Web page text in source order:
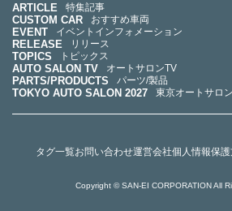
ARTICLE 特集記事
CUSTOM CAR おすすめ車両
EVENT イベントインフォメーション
RELEASE リリース
TOPICS トピックス
AUTO SALON TV オートサロンTV
PARTS/PRODUCTS パーツ/製品
TOKYO AUTO SALON 2027 東京オートサロ
タグ一覧お問い合わせ運営会社個人情報保
Copyright © SAN-EI CORPORATION All